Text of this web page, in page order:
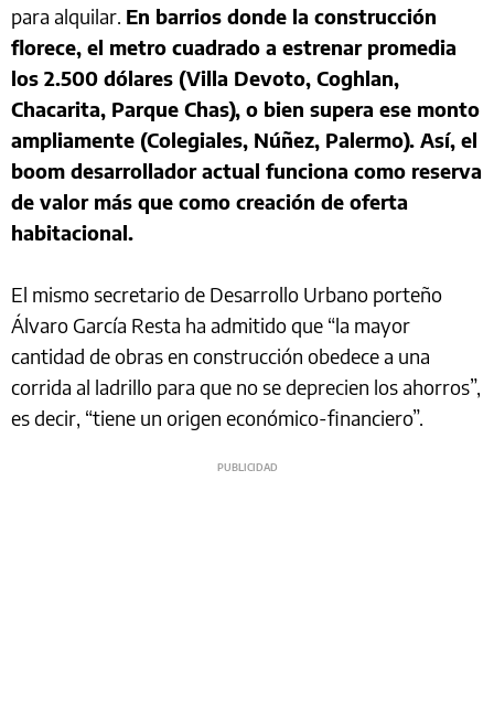
para alquilar. En barrios donde la construcción
florece, el metro cuadrado a estrenar promedia
los 2.500 dólares (Villa Devoto, Coghlan,
Chacarita, Parque Chas), o bien supera ese monto
ampliamente (Colegiales, Núñez, Palermo). Así, el
boom desarrollador actual funciona como reserva
de valor más que como creación de oferta
habitacional.
El mismo secretario de Desarrollo Urbano porteño
Álvaro García Resta ha admitido que “la mayor
cantidad de obras en construcción obedece a una
corrida al ladrillo para que no se deprecien los ahorros”,
es decir, “tiene un origen económico-financiero”.